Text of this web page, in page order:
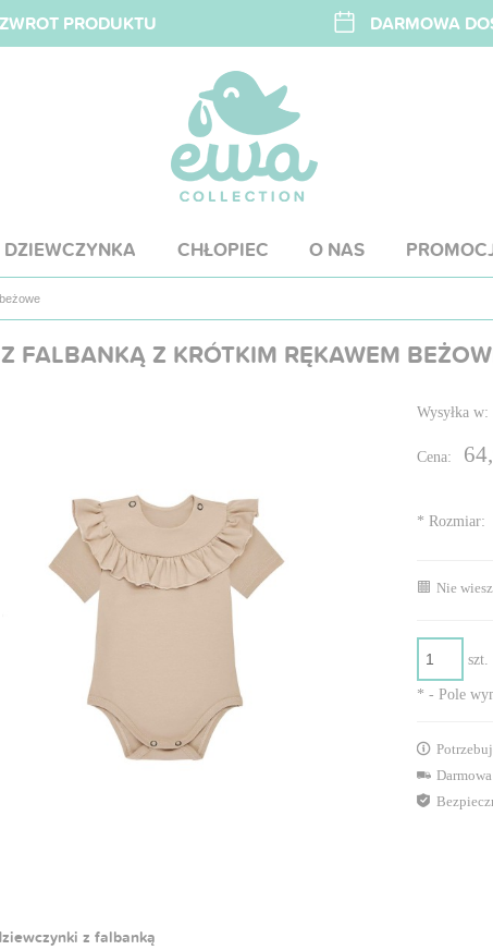
PRODUKTU DARMOWA
DZIEWCZYNKA CHŁOPIEC O NAS
FALBANKĄ Z KRÓTKIM RĘKAWEM
Wysyłka w:
Cena:
* Rozmiar:
Nie
szt.
* - Pole
z falbanką